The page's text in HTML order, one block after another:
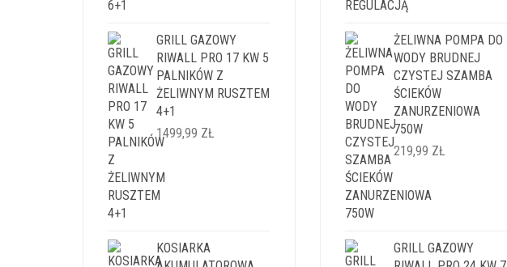
GRILL GAZOWY
RIWALL PRO 17 KW 5
PALNIKÓW Z
ŻELIWNYM RUSZTEM
4+1
1499,99 ZŁ
KOSIARKA
1499,99 ZŁ.
ŻELIWNA POMPA DO
WODY BRUDNEJ
CZYSTEJ SZAMBA
ŚCIEKÓW
ZANURZENIOWA
750W
219,99 ZŁ
GRILL GAZOWY